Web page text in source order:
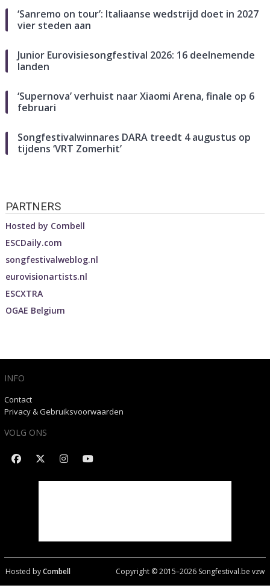
‘Sanremo on tour’: Italiaanse wedstrijd doet in 2027
vier steden aan
Junior Eurovisiesongfestival 2026: 16 deelnemende
landen
‘Supernova’ verhuist naar Xiaomi Arena, finale op 6
februari
Songfestivalwinnares DARA treedt 4 augustus op
tijdens ‘VRT Zomerhit’
PARTNERS
Hosted by Combell
ESCDaily.com
songfestivalweblog.nl
eurovisionartists.nl
ESCXTRA
OGAE Belgium
INFO
Contact
Privacy & Gebruiksvoorwaarden
VOLG ONS
Hosted byCombell Copyright © 2015–2026Songfestival.be vzw